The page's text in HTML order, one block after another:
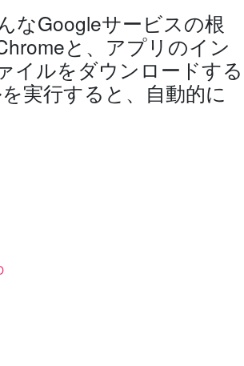
なGoogleサービスの根
と、アプリのイン
イルをダウンロードする
実行すると、自動的に